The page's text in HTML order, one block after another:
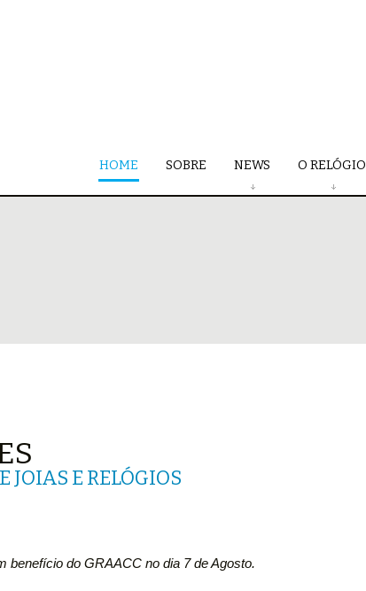
HOME SOBRE NEWS O RELÓGIO
JOIAS E RELÓGIOS
benefício do GRAACC no dia 7 de Agosto.